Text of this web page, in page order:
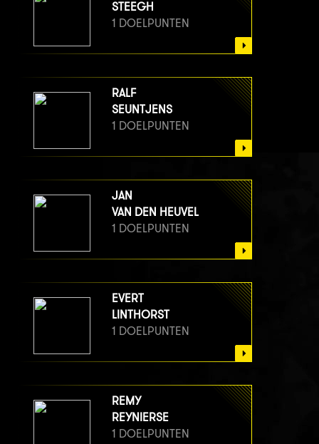
STEEGH
1 DOELPUNTEN
RALF
SEUNTJENS
1 DOELPUNTEN
JAN
VAN DEN HEUVEL
1 DOELPUNTEN
EVERT
LINTHORST
1 DOELPUNTEN
REMY
REYNIERSE
1 DOELPUNTEN